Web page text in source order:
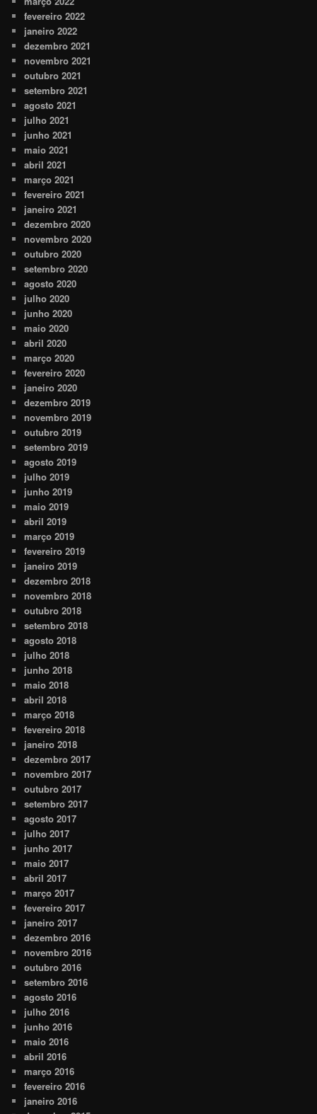
fevereiro 2022
janeiro 2022
dezembro 2021
novembro 2021
outubro 2021
setembro 2021
agosto 2021
julho 2021
junho 2021
maio 2021
abril 2021
março 2021
fevereiro 2021
janeiro 2021
dezembro 2020
novembro 2020
outubro 2020
setembro 2020
agosto 2020
julho 2020
junho 2020
maio 2020
abril 2020
março 2020
fevereiro 2020
janeiro 2020
dezembro 2019
novembro 2019
outubro 2019
setembro 2019
agosto 2019
julho 2019
junho 2019
maio 2019
abril 2019
março 2019
fevereiro 2019
janeiro 2019
dezembro 2018
novembro 2018
outubro 2018
setembro 2018
agosto 2018
julho 2018
junho 2018
maio 2018
abril 2018
março 2018
fevereiro 2018
janeiro 2018
dezembro 2017
novembro 2017
outubro 2017
setembro 2017
agosto 2017
julho 2017
junho 2017
maio 2017
abril 2017
março 2017
fevereiro 2017
janeiro 2017
dezembro 2016
novembro 2016
outubro 2016
setembro 2016
agosto 2016
julho 2016
junho 2016
maio 2016
abril 2016
março 2016
fevereiro 2016
janeiro 2016